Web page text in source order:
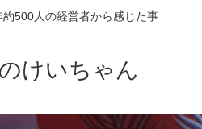
500人の経営者から感じた事
けいちゃん